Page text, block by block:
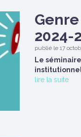
2024-
publié le 17
Le
lire la suite